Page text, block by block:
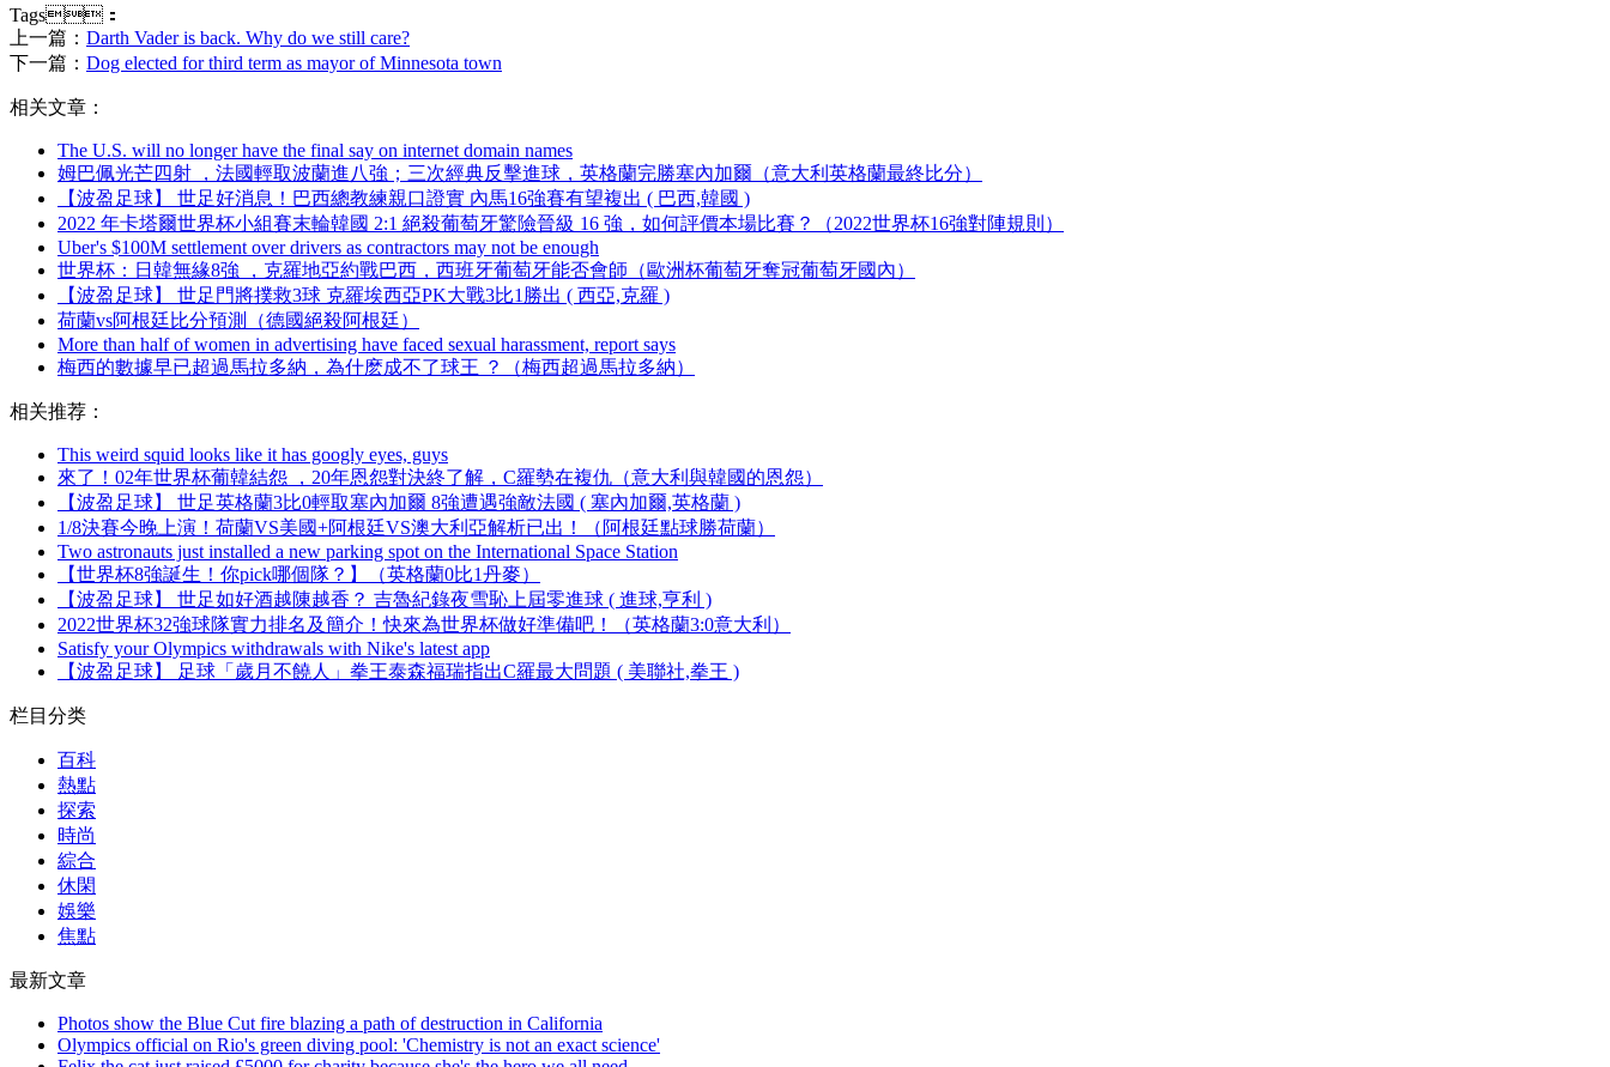
Tags：
上一篇： Darth Vader is back. Why do we still care?
下一篇： Dog elected for third term as mayor of Minnesota town
相关文章：
The U.S. will no longer have the final say on internet domain names
姆巴佩光芒四射 ，法國輕取波蘭進八強；三次經典反擊進球，英格蘭完勝塞內加爾（意大利英格蘭最終比分）
【波盈足球】 世足好消息 ！巴西總教練親口證實 內馬16強賽有望複出 ( 巴西,韓國 )
2022 年卡塔爾世界杯小組賽末輪韓國 2:1 絕殺葡萄牙驚險晉級 16 強，如何評價本場比賽 ？（2022世界杯16強對陣規則）
Uber's $100M settlement over drivers as contractors may not be enough
世界杯：日韓無緣8強 ，克羅地亞約戰巴西 ，西班牙葡萄牙能否會師（歐洲杯葡萄牙奪冠葡萄牙國內）
【波盈足球】 世足門將撲救3球 克羅埃西亞PK大戰3比1勝出 ( 西亞,克羅 )
荷蘭vs阿根廷比分預測（德國絕殺阿根廷）
More than half of women in advertising have faced sexual harassment, report says
梅西的數據早已超過馬拉多納  ，為什麽成不了球王 ？（梅西超過馬拉多納）
相关推荐：
This weird squid looks like it has googly eyes, guys
來了！02年世界杯葡韓結怨 ，20年恩怨對決終了解，C羅勢在複仇（意大利與韓國的恩怨）
【波盈足球】 世足英格蘭3比0輕取塞內加爾 8強遭遇強敵法國 ( 塞內加爾,英格蘭 )
1/8決賽今晚上演！荷蘭VS美國+阿根廷VS澳大利亞解析已出！（阿根廷點球勝荷蘭）
Two astronauts just installed a new parking spot on the International Space Station
【世界杯8強誕生！你pick哪個隊 ？】（英格蘭0比1丹麥）
【波盈足球】 世足如好酒越陳越香？ 吉魯紀錄夜雪恥上屆零進球 ( 進球,亨利 )
2022世界杯32強球隊實力排名及簡介 ！快來為世界杯做好準備吧！（英格蘭3:0意大利）
Satisfy your Olympics withdrawals with Nike's latest app
【波盈足球】 足球「歲月不饒人」拳王泰森福瑞指出C羅最大問題 ( 美聯社,拳王 )
栏目分类
百科
熱點
探索
時尚
綜合
休閑
娛樂
焦點
最新文章
Photos show the Blue Cut fire blazing a path of destruction in California
Olympics official on Rio's green diving pool: 'Chemistry is not an exact science'